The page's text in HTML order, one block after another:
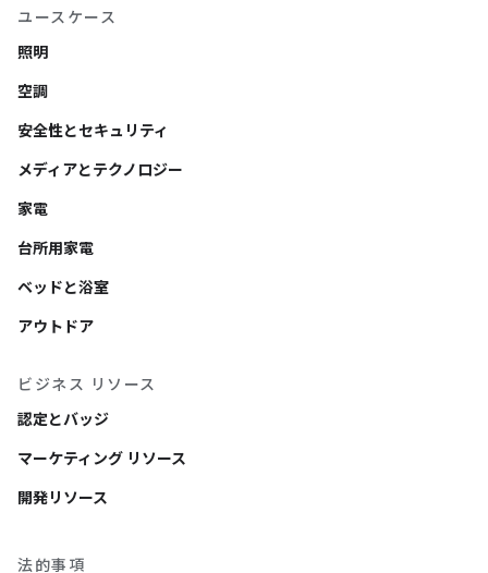
ユースケース
照明
空調
安全性とセキュリティ
メディアとテクノロジー
家電
台所用家電
ベッドと浴室
アウトドア
ビジネス リソース
認定とバッジ
マーケティング リソース
開発リソース
法的事項